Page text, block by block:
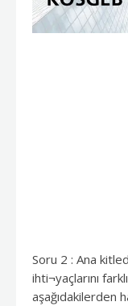
Soru 2 : Ana
ihti¬yaçlarını
aşağıdakilerden